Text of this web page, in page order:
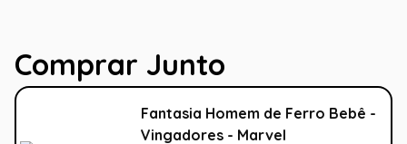
Comprar Junto
Fantasia Homem de Ferro Bebê -
Vingadores - Marvel